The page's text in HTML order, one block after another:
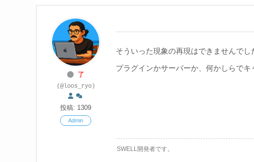
了
(@loos_ryo)
投稿: 1309
Admin
そういった現象の再現はできませんでし
プラグインかサーバーか、何かしらでキ
SWELL開発者です。